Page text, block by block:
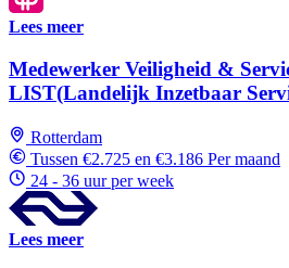
Lees meer
Medewerker Veiligheid &
LIST(Landelijk Inzetbaar
Rotterdam
Tussen €2.725 en €3.186 Per maand
24 - 36 uur per week
Lees meer